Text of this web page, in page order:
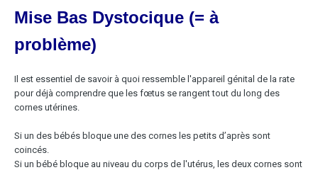
Mise Bas Dystocique (= à
problème)
Il est essentiel de savoir à quoi ressemble l'appareil génital de la rate
pour déjà comprendre que les fœtus se rangent tout du long des
cornes utérines.
Si un des bébés bloque une des cornes les petits d’après sont
coincés.
Si un bébé bloque au niveau du corps de l'utérus, les deux cornes sont